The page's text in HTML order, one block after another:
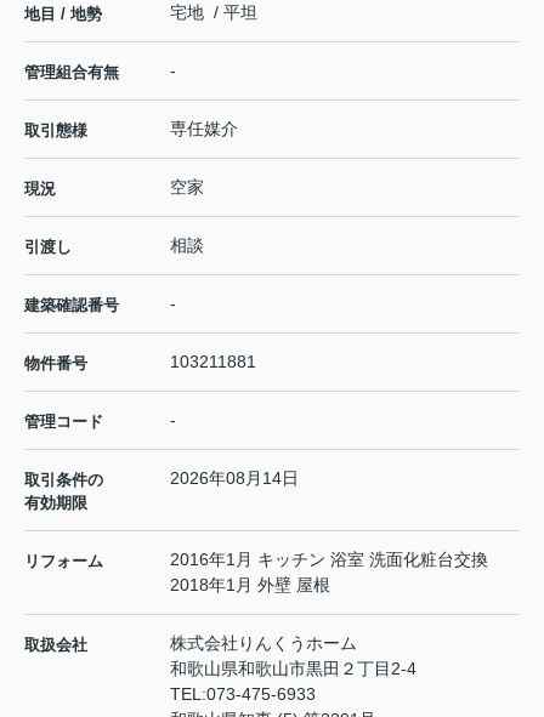
地目 / 地勢 宅地 / 平坦
管理組合有無 -
取引態様 専任媒介
現況 空家
引渡し 相談
建築確認番号 -
物件番号 103211881
管理コード -
取引条件の
有効期限
2026年08月14日
リフォーム
2016年1月 キッチン 浴室 洗面化粧台交換
2018年1月 外壁 屋根
取扱会社
株式会社りんくうホーム
和歌山県和歌山市黒田２丁目2-4
TEL:073-475-6933